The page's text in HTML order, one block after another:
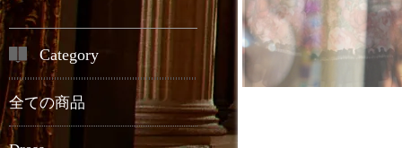
Category
全ての商品